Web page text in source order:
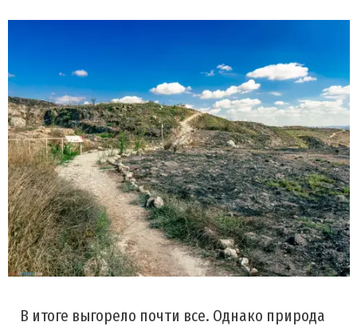
В итоге выгорело почти все. Однако природа